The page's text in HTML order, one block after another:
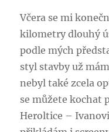
Včera se mi
kilometry dlouhý
podle mých
styl stavby už
nebyl také zcela
se můžete kochat
Heroltice –